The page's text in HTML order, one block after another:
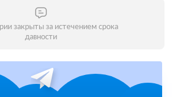
закрыты за истечением срока
давности